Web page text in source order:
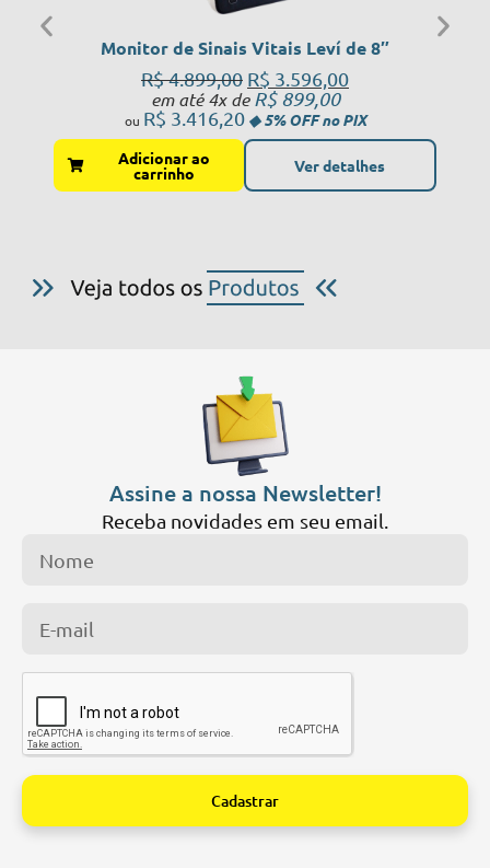
Monitor de Sinais Vitais Leví de 8″
R$4.899,00 R$ 3.596,00
em até 4x deR$899,00
R$ 3.416,20
Adicionar ao
carrinho Ver detalhes
Assine a nossa Newsletter!
Receba novidades em seu email.
Cadastrar